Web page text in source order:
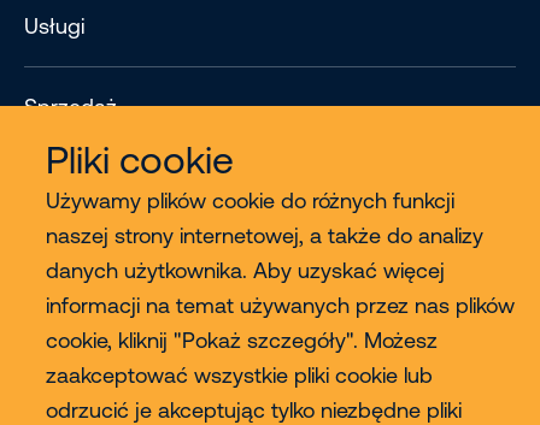
Pliki cookie
Używamy plików cookie do różnych funkcji
naszej strony internetowej, a także do analizy
danych użytkownika. Aby uzyskać więcej
informacji na temat używanych przez nas plików
cookie, kliknij "Pokaż szczegóły". Możesz
zaakceptować wszystkie pliki cookie lub
odrzucić je akceptując tylko niezbędne pliki
Usługi
Sprzedaż
Contact
Więcej